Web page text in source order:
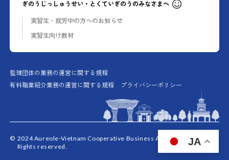
ぎのうじっしゅうせい・とくていぎのうのみなさまへ
実習生・就労中の方へのお知らせ
実習生向け教材
監理団体の業務の運営に関する規程
有料職業紹介業務の運営に関する規程
プライバシーポリシー
© 2024 Aureole-Vietnam Cooperative Business Association. All
Rights reserved.
JA